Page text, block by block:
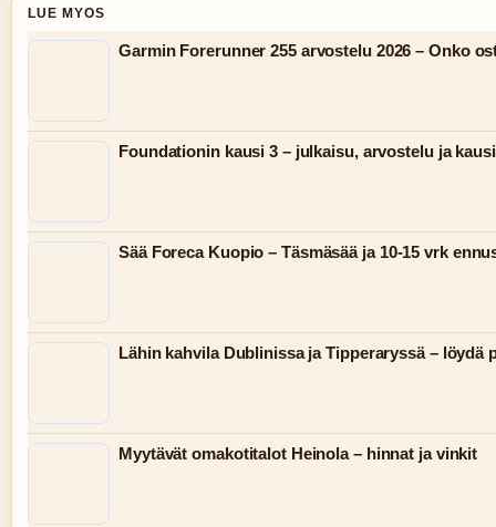
LUE MYOS
Garmin Forerunner 255 arvostelu 2026 – Onko
Foundationin kausi 3 – julkaisu, arvostelu ja
Sää Foreca Kuopio – Täsmäsää ja 10-15 vrk
Lähin kahvila Dublinissa ja Tipperaryssä – löydä
Myytävät omakotitalot Heinola – hinnat ja vinkit